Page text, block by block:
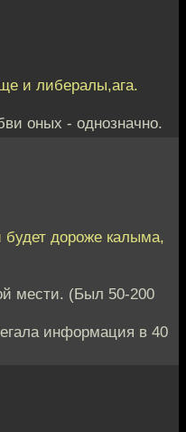
и либералы,ага.
оных - однозначно.
будет дороже калыма,
мести. (Был 50-200
информация в 40